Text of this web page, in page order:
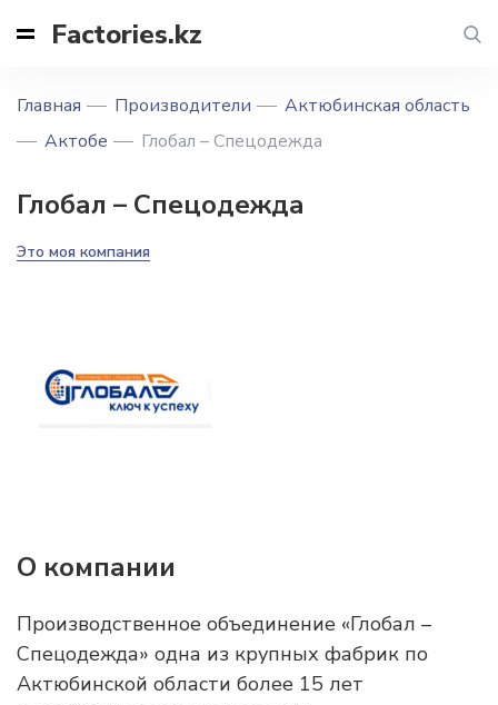
Factories.kz
Главная Производители
Актюбинская область
Актобе
Глобал – Спецодежда
Глобал – Спецодежда
Это моя компания
О компании
Производственное объединение «Глобал –
Спецодежда» одна из крупных фабрик по
Актюбинской области более 15 лет